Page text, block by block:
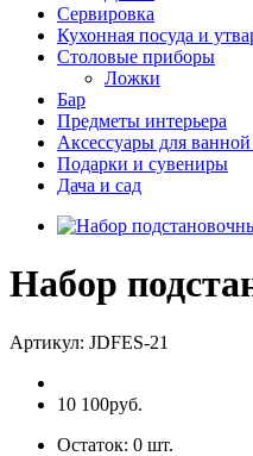
Сервировка
Кухонная посуда и
Столовые приборы
Ложки
Бар
Предметы интерьера
Аксессуары для
Подарки и сувениры
Дача и сад
Набор
Артикул: JDFES-21
10 100руб.
Остаток: 0 шт.